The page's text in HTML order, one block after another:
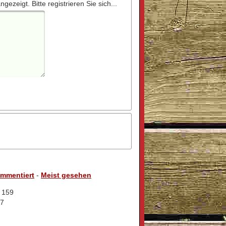
Bitte registrieren Sie sich...
- Meist gesehen